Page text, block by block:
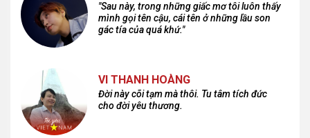
"Sau này, trong những giấc mơ tôi luôn thấy
mình gọi tên cậu, cái tên ở những lầu son
gác tía của quá khứ."
VI THANH HOÀNG
Đời này cõi tạm mà thôi. Tu tâm tích đức
cho đời yêu thương.